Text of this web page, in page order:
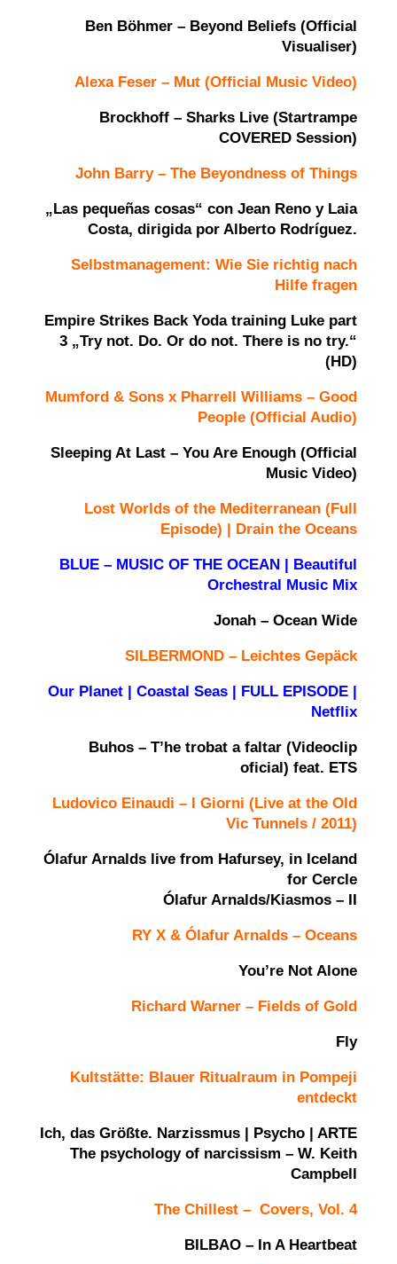
Ben Böhmer – Beyond Beliefs (Official
Visualiser)
Alexa Feser – Mut (Official Music Video)
Brockhoff – Sharks Live (Startrampe
COVERED Session)
John Barry – The Beyondness of Things
„Las pequeñas cosas“ con Jean Reno y Laia
Costa, dirigida por Alberto Rodríguez.
Selbstmanagement: Wie Sie richtig nach
Hilfe fragen
Empire Strikes Back Yoda training Luke part
3 „Try not. Do. Or do not. There is no try.“
(HD)
Mumford & Sons x Pharrell Williams – Good
People (Official Audio)
Sleeping At Last – You Are Enough (Official
Music Video)
Lost Worlds of the Mediterranean (Full
Episode) | Drain the Oceans
BLUE – MUSIC OF THE OCEAN | Beautiful
Orchestral Music Mix
Jonah – Ocean Wide
SILBERMOND – Leichtes Gepäck
Our Planet | Coastal Seas | FULL EPISODE |
Netflix
Buhos – T’he trobat a faltar (Videoclip
oficial) feat. ETS
Ludovico Einaudi – I Giorni (Live at the Old
Vic Tunnels / 2011)
Ólafur Arnalds live from Hafursey, in Iceland
for Cercle
Ólafur Arnalds/Kiasmos – II
RY X & Ólafur Arnalds – Oceans
You’re Not Alone
Richard Warner – Fields of Gold
Fly
Kultstätte: Blauer Ritualraum in Pompeji
entdeckt
Ich, das Größte. Narzissmus | Psycho | ARTE
The psychology of narcissism – W. Keith
Campbell
The Chillest – Covers, Vol. 4
BILBAO – In A Heartbeat